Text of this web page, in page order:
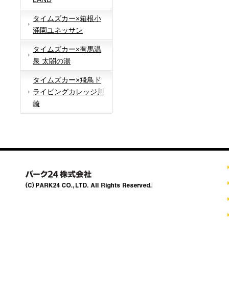
タイムズカー×箱根小
涌園ユネッサン
タイムズカー×有馬温
泉 太閤の湯
タイムズカー×飛鳥ド
ライビングカレッジ川
崎